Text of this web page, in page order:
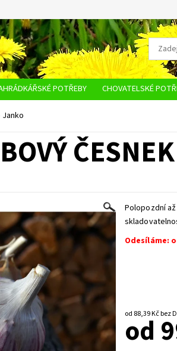
POTŘEBY CHOVATELSKÉ
OSOBNÍCH ÚDAJŮ
Polopozdní
Odesíláme:
od 88,39 Kč
od